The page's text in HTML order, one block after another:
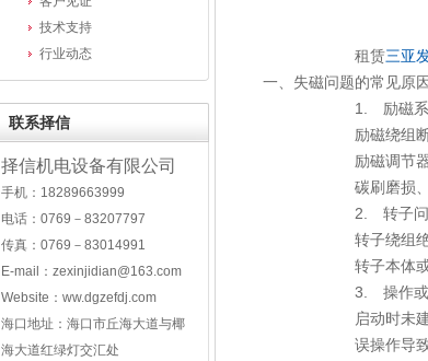
技术支持
行业动态
联系择信
择信机电设备有限公司
手机：18289663999
电话：0769－83207797
传真：0769－83014991
E-mail： zexinjidian@163.com
Website：ww.dgzefdj.com
海口地址：海口市丘海大道与椰
海大道红绿灯交汇处
租赁三亚
一、失磁问题的常见原因
1. 励磁系
励磁绕组断路
励磁调节器（AVR
碳刷磨损、接触
2. 转子
转子绕组绝缘
转子本体或引
3. 操作或维
启动时未建立初始
误操作导致励